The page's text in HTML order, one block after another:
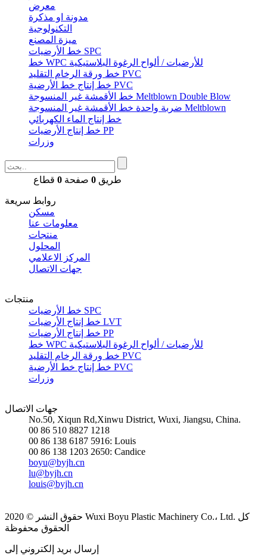
معرض
مدونة او مذكرة
التكنولوجية
ميزة المصنع
خط الأرضيات SPC
خط WPC للأرضيات / ألواح الرغوة البلاستيكية
خط ورقة الرخام التقليد PVC
خط إنتاج خط الأرضية PVC
خط الأقمشة غير المنسوجة Meltblown Double Blow
ضربة واحدة خط الأقمشة غير المنسوجة Meltblown
خط إنتاج الماء الكهربائي
خط إنتاج الأرضيات PP
وزرات
طريق0 صفحة0 قطاع
روابط سريعة
مسكن
معلومات عنا
منتجات
المحلول
المركز الاعلامي
جهات الاتصال
منتجات
خط الأرضيات SPC
خط إنتاج الأرضيات LVT
خط إنتاج الأرضيات PP
خط WPC للأرضيات / ألواح الرغوة البلاستيكية
خط ورقة الرخام التقليد PVC
خط إنتاج خط الأرضية PVC
وزرات
جهات الاتصال
No.50, Xiqun Rd,Xinwu District, Wuxi, Jiangsu, China.
00 86 510 8827 1218
00 86 138 6187 5916: Louis
00 86 138 1203 2650: Candice
boyu@byjh.cn
lu@byjh.cn
louis@byjh.cn
حقوق النشر © 2020 Wuxi Boyu Plastic Machinery Co.، Ltd. كل
الحقوق محفوظة
إرسال بريد إلكتروني إلى